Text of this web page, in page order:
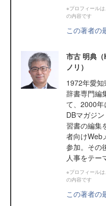
※プロフィール
の内容です
この著者の
市古 明典
ノリ）
1972年愛知
辞書専門編
て、2000
DBマガジ
習書の編集
者向けWeb
参加。その
人事をテー
※プロフィール
の内容です
この著者の